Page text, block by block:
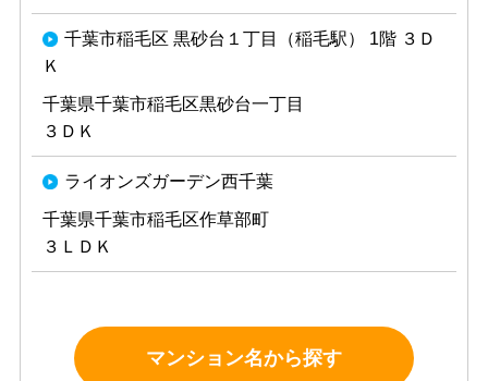
千葉市稲毛区 黒砂台１丁目（稲毛駅） 1階 ３Ｄ
Ｋ
千葉県千葉市稲毛区黒砂台一丁目
３ＤＫ
ライオンズガーデン西千葉
千葉県千葉市稲毛区作草部町
３ＬＤＫ
マンション名から探す